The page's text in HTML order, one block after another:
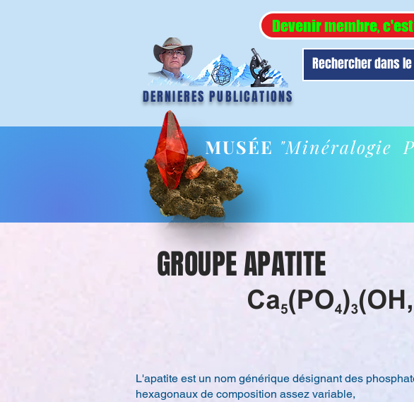
Devenir membre,
DERNIERES PUBLICATIONS
MUSÉE "Minéralogie
GROUPE APATITE
L'apatite est un nom générique désignant des
hexagonaux de composition assez variable,